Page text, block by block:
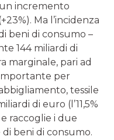
incremento
Ma l’incidenza
beni di consumo –
144 miliardi di
marginale, pari ad
per
tessile
di euro (l’11,5%
raccoglie i due
beni di consumo.